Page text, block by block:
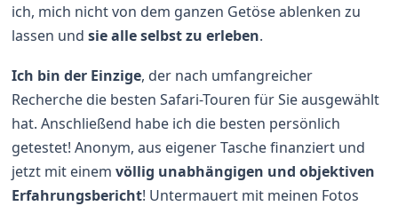
ich, mich nicht von dem ganzen Getöse ablenken zu
lassen undsie alle selbst zu erleben.
Ich bin der Einzige, der nach umfangreicher
Recherche die besten Safari-Touren für Sie ausgewählt
hat. Anschließend habe ich die besten persönlich
getestet! Anonym, aus eigener Tasche finanziert und
jetzt mit einemvöllig unabhängigen und objektiven
Erfahrungsbericht! Untermauert mit meinen Fotos